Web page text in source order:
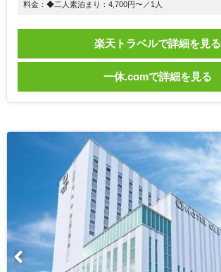
料金：◆二人素泊まり：4,700円〜／1人
楽天トラベルで詳細を見る
一休.comで詳細を見る